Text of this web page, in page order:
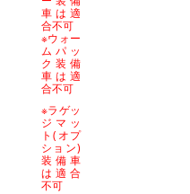
車は適
合不可
※ウォー
ムパッ
ク装備
車は適
合不可
※ラゲッ
ジマッ
ト(オプ
ション)
装備車
は適合
不可